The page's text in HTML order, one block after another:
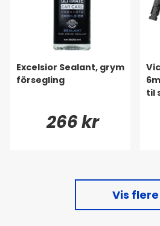
Excelsior Sealant, grym
försegling
266 kr
til
Vis flere